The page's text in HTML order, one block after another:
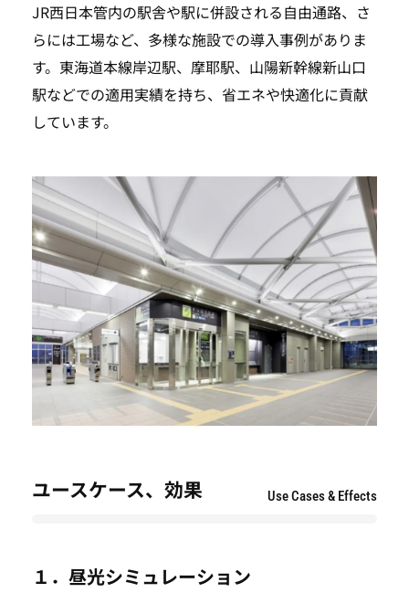
JR西日本管内の駅舎や駅に併設される自由通路、さ
らには工場など、多様な施設での導入事例がありま
す。東海道本線岸辺駅、摩耶駅、山陽新幹線新山口
駅などでの適用実績を持ち、省エネや快適化に貢献
しています。
ユースケース、効果 Use Cases & Effects
１．昼光シミュレーション